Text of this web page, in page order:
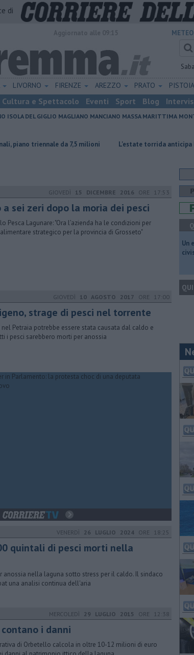
di
LIVORNO FIRENZE AREZZO PRATO PISTOIA
Cultura e Spettacolo Eventi Sport Blog
ISOLA DEL GIGLIO MAGLIANO MANCIANO MASSA MARITTIMA
da 7,5 milioni L'estate torrida anticipa la vendemmia
GIOVEDÌ 15 DICEMBRE 2016 ORE 17:53
a sei zeri dopo la moria dei pesci
Pesca Lagunare: "Ora l’azienda ha le condizioni per
strategico per la provincia di Grosseto"
GIOVEDÌ 10 AGOSTO 2017 ORE 17:00
strage di pesci nel torrente
nel Petraia potrebbe essere stata causata dal caldo e
i pesci sarebbero morti per anossia
VENERDÌ 26 LUGLIO 2024 ORE 18:25
quintali di pesci morti nella
anossia nella laguna sotto stress per il caldo. Il sindaco
una analisi continua dell'aria
MERCOLEDÌ 29 LUGLIO 2015 ORE 12:38
i danni
di Orbetello calcola in oltre 10-12 milioni di euro
​Un
QUI